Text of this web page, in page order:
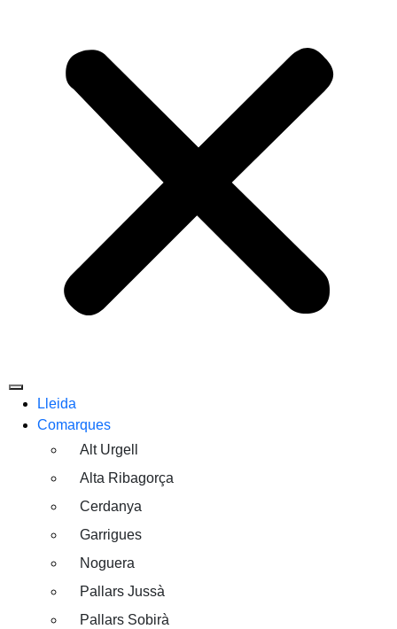
Lleida
Comarques
Alt Urgell
Alta Ribagorça
Cerdanya
Garrigues
Noguera
Pallars Jussà
Pallars Sobirà